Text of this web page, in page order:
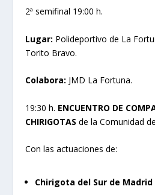
2ª semifinal 19:00 h.
Lugar: Polideportivo de La
Torito Bravo.
Colabora: JMD La Fortuna.
19:30 h. ENCUENTRO DE
CHIRIGOTAS de la Comunidad
Con las actuaciones de:
Chirigota del Sur de